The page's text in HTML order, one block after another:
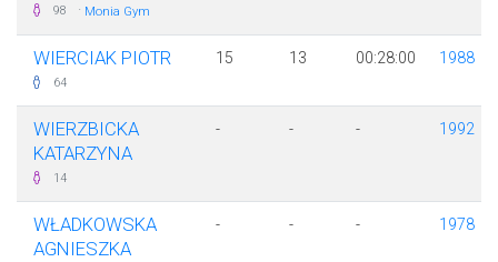
98 · Monia Gym
WIERCIAK PIOTR
64
15 13 00:28:00 1988
WIERZBICKA
KATARZYNA
14
- - - 1992
WŁADKOWSKA
AGNIESZKA
- - - 1978